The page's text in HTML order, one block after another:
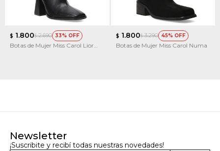
$ 1.800$ 2.690 33
Botas de Mujer Miss Carol Lior
$ 1.800$ 3.290 45
Botas de Mujer Miss Carol Numa
Newsletter
¡Suscribite y recibí todas nuestras novedades!